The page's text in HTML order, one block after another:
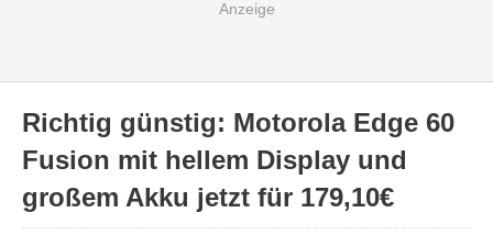
Richtig günstig: Motorola Edge 60
Fusion mit hellem Display und
großem Akku jetzt für 179,10€